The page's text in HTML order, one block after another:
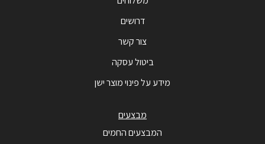
דרושים
צור קשר
ביטול עסקה
מידע על פינוי מוצר ישן
מבצעים
המבצעים החמים